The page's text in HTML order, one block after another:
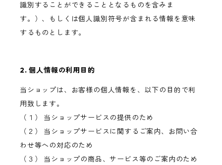
識別することができることとなるものを含みま
す。）、もしくは個人識別符号が含まれる情報を意味
するものとします。
2. 個人情報の利用目的
当ショップは、お客様の個人情報を、以下の目的で利
用致します。
（１） 当ショップサービスの提供のため
（２） 当ショップサービスに関するご案内、お問い合
わせ等への対応のため
（３） 当ショップの商品、サービス等のご案内のため